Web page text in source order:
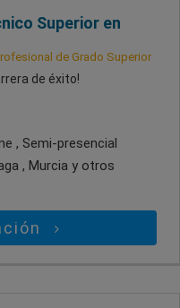
Superior en
de Grado Superior
de éxito!
, Semi-presencial
, Murcia y otros